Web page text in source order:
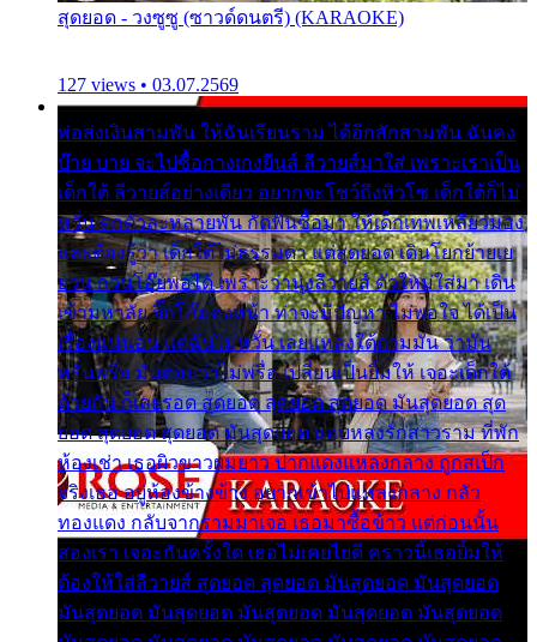
สุดยอด - วงซูซู (ซาวด์ดนตรี) (KARAOKE)
127 views • 03.07.2569
พ่อส่งเงินสามพัน ให้ฉันเรียนราม ได้อีกสักสามพัน ฉันคง
บ๊าย บาย จะไปซื้อกางเกงยีนส์ ลีวายส์มาใส่ เพราะเราเป็น
เด็กใต้ ลีวายส์อย่างเดียว อยากจะโชว์ถึงหิวโซ เด็กใต้ก็ไม่
หวั่น ตกตัวละหลายพัน กัดฟันซื้อมา ให้เด็กเทพเหลียวมอง
และต้องรู้ว่า เด็กใต้ไม่ธรรมดา แต่สุดยอด เดินโยกย้ายเย
ยวน กวนโอ๊ยพอได้ เพราะว่านุ่งลีวายส์ ตัวใหม่ใส่มา เดิน
เข้ามหาลัย จิ๊กโก๊มองหน้า ท่าจะมีปัญหา ไม่พอใจ ได้เป็น
เรื่องแน่นอน แต่ฉันไม่หวั่น เลยแหลงใต้ถามมัน ว่ามัน
พรั่นพรือ มันตอบว่าไม่พรื่อ เปลี่ยนเป็นยิ้มให้ เจอะเด็กใต้
ด้วยกัน ก็เลยรอด สุดยอด สุดยอด สุดยอด มันสุดยอด สุด
ยอด สุดยอด สุดยอด มันสุดยอด แอบหลงรักสาวราม ที่พัก
ห้องเช่า เธอผิวขาวผมยาว ปากแดงแหลงกลาง ถูกสเป็ก
จริงเธอ อยู่ห้องข้างข้าง อยากเข้าไปแหลงกลาง กลัว
ทองแดง กลับจากรามมาเจอ เธอมาซื้อข้าว แต่ก่อนนั้น
สองเรา เจอะกันครั้งใด เธอไม่เคยไยดี คราวนี้เธอยิ้มให้
ต้องให้ใส่ลีวายส์ สุดยอด สุดยอด มันสุดยอด มันสุดยอด
มันสุดยอด มันสุดยอด มันสุดยอด มันสุดยอด มันสุดยอด